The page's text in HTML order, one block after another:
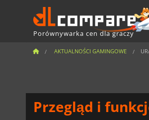
Porównywarka cen dla graczy
AKTUALNOŚCI GAMINGOWE
Przegląd i